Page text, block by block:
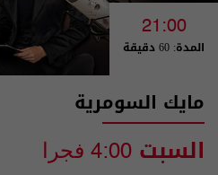
21:00
المدة: 60 دقيقة
مايك السومرية
السبت 4:00 فجرا